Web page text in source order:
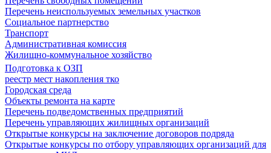
Перечень неиспользуемых земельных участков
Социальное партнерство
Транспорт
Административная комиссия
Жилищно-коммунальное хозяйство
Подготовка к ОЗП
реестр мест накопления тко
Городская среда
Объекты ремонта на карте
Перечень подведомственных предприятий
Перечень управляющих жилищных организаций
Открытые конкурсы на заключение договоров подряда
Открытые конкурсы по отбору управляющих организаций для